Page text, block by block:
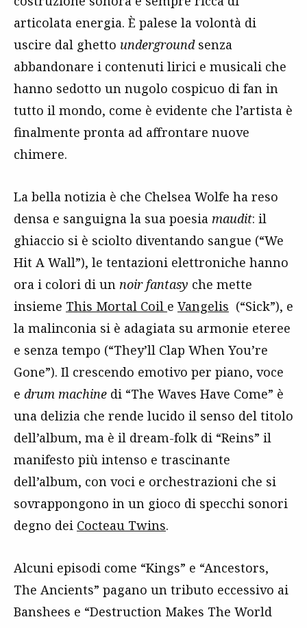
articolata energia. È palese la volontà di
uscire dal ghetto undergroundsenza
abbandonare i contenuti lirici e musicali che
hanno sedotto un nugolo cospicuo di fan in
tutto il mondo, come è evidente che l’artista è
finalmente pronta ad affrontare nuove
chimere.
La bella notizia è che Chelsea Wolfe ha reso
densa e sanguigna la sua poesia maudit: il
ghiaccio si è sciolto diventando sangue (“We
Hit A Wall”), le tentazioni elettroniche hanno
ora i colori di un noir fantasy che mette
insieme This Mortal Coil e Vangelis (“Sick”), e
la malinconia si è adagiata su armonie eteree
e senza tempo (“They’ll Clap When You’re
Gone”). Il crescendo emotivo per piano, voce
e drum machine di “The Waves Have Come” è
una delizia che rende lucido il senso del titolo
dell’album, ma è il dream-folk di “Reins” il
manifesto più intenso e trascinante
dell’album, con voci e orchestrazioni che si
sovrappongono in un gioco di specchi sonori
degno dei Cocteau Twins.
Alcuni episodi come “Kings” e “Ancestors,
The Ancients” pagano un tributo eccessivo ai
Banshees e “Destruction Makes The World